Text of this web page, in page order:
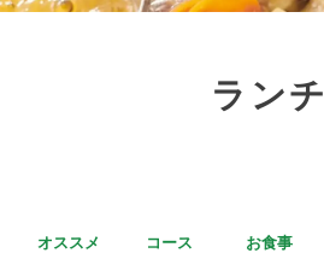
ランチ
オススメ コース お食事